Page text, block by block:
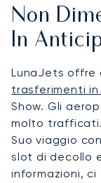
Non
In
LunaJets offre
trasferimenti
Show. Gli
molto trafficati.
Suo viaggio
slot di decollo
informazioni,